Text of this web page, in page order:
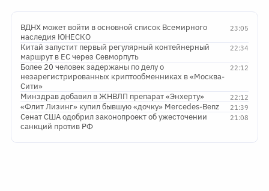
23:05
ВДНХ может войти в основной список Всемирного
наследия ЮНЕСКО
22:34
Китай запустит первый регулярный контейнерный
маршрут в ЕС через Севморпуть
22:12
Более 20 человек задержаны по делу о
незарегистрированных криптообменниках в «Москва-
Сити»
22:12
Минздрав добавил в ЖНВЛП препарат «Энхерту»
21:39
«Флит Лизинг» купил бывшую «дочку» Mercedes-Benz
21:08
Сенат США одобрил законопроект об ужесточении
санкций против РФ